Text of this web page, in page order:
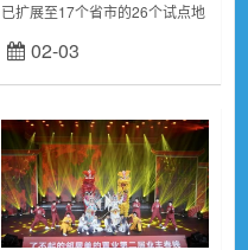
已扩展至17个省市的26个试点地
得积极成绩。在分析人士看来，
2024年数字人民币试点将在场景
02-03